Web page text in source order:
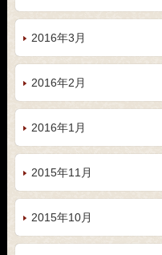
2016年3月
2016年2月
2016年1月
2015年11月
2015年10月